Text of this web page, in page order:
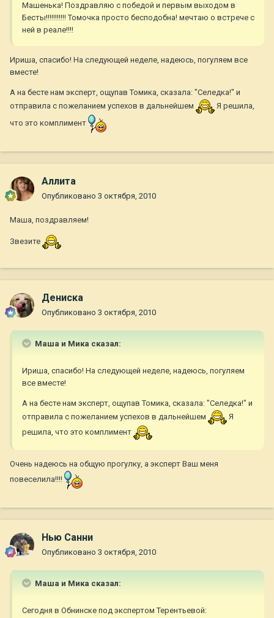
Машенька! Поздравляю с победой и первым выходом в
Бесты!!!!!!!!!!! Томочка просто бесподобна! мечтаю о встрече с
ней в реале!!!!
Ириша, спасибо! На следующей неделе, надеюсь, погуляем все
вместе!
А на бесте нам эксперт, ощупав Томика, сказала: "Селедка!" и
отправила с пожеланием успехов в дальнейшем
Я решила,
что это комплимент
Аллита
Опубликовано 3 октября, 2010
Маша, поздравляем!
Звезите
Дениска
Опубликовано 3 октября, 2010
Маша и Мика сказал:
Ириша, спасибо! На следующей неделе, надеюсь, погуляем
все вместе!
А на бесте нам эксперт, ощупав Томика, сказала: "Селедка!" и
отправила с пожеланием успехов в дальнейшем
Я
решила, что это комплимент
Очень надеюсь на общую прогулку, а эксперт Ваш меня
повеселила!!!!
Нью Санни
Опубликовано 3 октября, 2010
Маша и Мика сказал:
Сегодня в Обнинске под экспертом Терентьевой: